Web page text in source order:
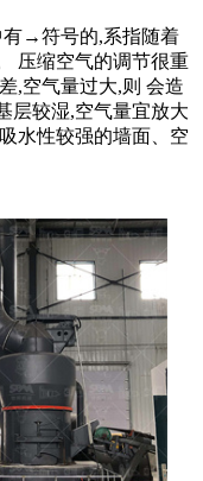
有→符号的,系指随着
压缩空气的调节很重
,空气量过大,则 会造
层较湿,空气量宜放大
水性较强的墙面、空